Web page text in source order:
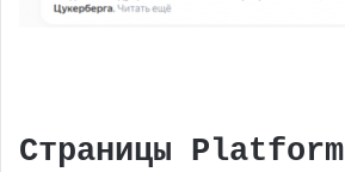
Страницы Platform